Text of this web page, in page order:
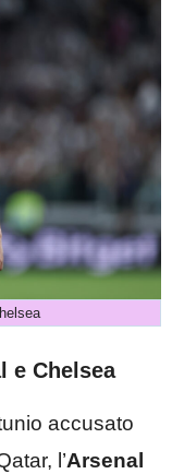
e Chelsea
accusato
l’Arsenal